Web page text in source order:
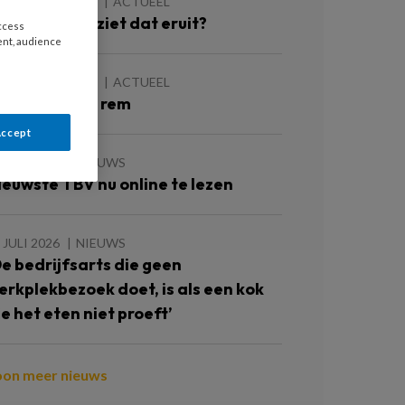
Koers, hoe ziet dat eruit?
ACTUEEL
rust en rem
NIEUWS
TBV nu online te lezen
JULI 2026 NIEUWS
bedrijfsarts die geen
doet, is als een kok
het eten niet proeft’
meer nieuws
audience